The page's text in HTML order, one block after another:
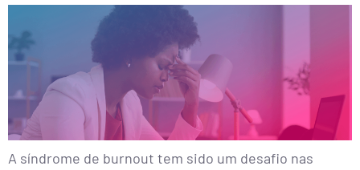
A síndrome de burnout tem sido um desafio nas